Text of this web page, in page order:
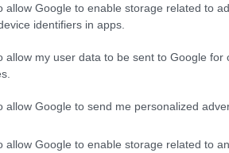
allow Google to enable storage related to
identifiers in apps.
allow my user data to be sent to Google for
allow Google to send me personalized
allow Google to enable storage related to
nel semestre
profitti nei primi sei mesi